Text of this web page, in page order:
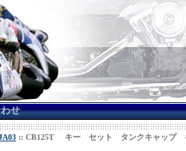
せ
:: CB125T キー セット タンクキャップ